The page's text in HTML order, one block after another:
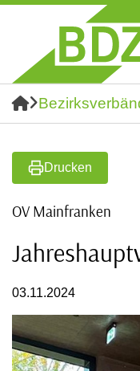
Drucken
OV Mainfranken
03.11.2024